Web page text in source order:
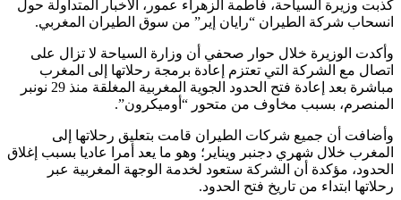
كذبت وزيرة السياحة، فاطمة الزهراء عمور، الأخبار المتداولة حول
انسحاب شركة الطيران “رايان إير” من سوق الطيران المغربي.
وأكدت الوزيرة خلال حوار صحفي أن وزارة السياحة لا تزال على
اتصال مع الشركة التي تعتزم إعادة برمجة رحلاتها إلى المغرب
مباشرة بعد إعادة فتح الحدود الجوية المغربية المغلقة منذ 29 نونبر
المنصرم، بسبب مخاوف من متحور “أوميكرون”.
وأضافت أن جميع شركات الطيران قامت بتعليق رحلاتها إلى
المغرب خلال شهري دجنبر ويناير؛ وهو ما يعد أمرا عاديا بسبب إغلاق
الحدود، مؤكدة أن الشركة ستعود لخدمة الوجهة المغربية عبر
رحلاتها ابتداء من تاريخ فتح الحدود.